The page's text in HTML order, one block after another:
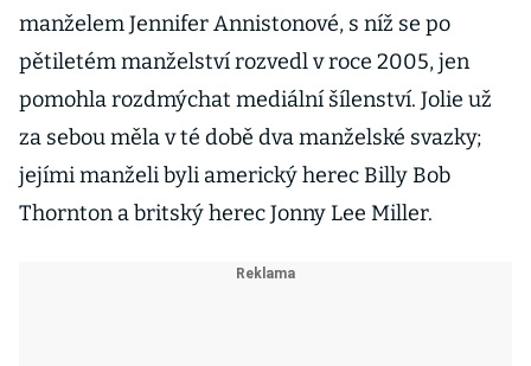
manželem Jennifer Annistonové, s níž se po
pětiletém manželství rozvedl v roce 2005, jen
pomohla rozdmýchat mediální šílenství. Jolie už
za sebou měla v té době dva manželské svazky;
jejími manželi byli americký herec Billy Bob
Thornton a britský herec Jonny Lee Miller.